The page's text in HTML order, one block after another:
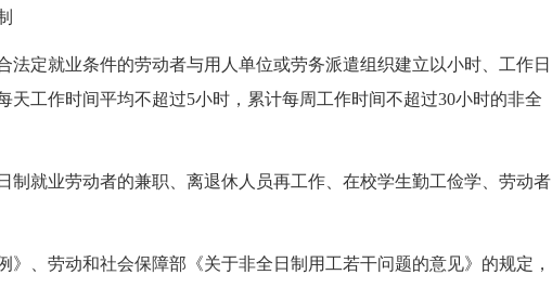
法定就业条件的劳动者与用人单位或劳务派遣组织建立以小时、工作日
天工作时间平均不超过5小时，累计每周工作时间不超过30小时的非全
制就业劳动者的兼职、离退休人员再工作、在校学生勤工俭学、劳动者
》、劳动和社会保障部《关于非全日制用工若干问题的意见》的规定，